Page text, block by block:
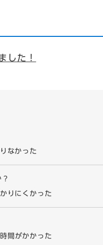
した！
なかった
りにくかった
時間がかかった